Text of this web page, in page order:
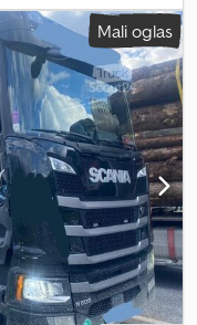
tovornega prostora:
mm
, Oprema:
, * Proizvajalec: Scania
6x4 * Moč: 490 KM *
(Opticruise) *
z stranskimi ograjami *
2017 * Zračna
mm * Klima * Avtonomni
AUX * Aluminijasti
deluje in vozi
napak Cjdpfx Ahezqiw
* Stranska stran
v nesreči (glejte slike)
in začasno
Mali oglas